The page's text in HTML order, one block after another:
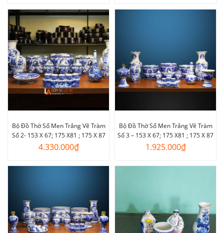
Bộ Đồ Thờ Số Men Trắng Vẽ Tràm
Số 2- 153 X 67; 175 X81 ; 175 X 87
4.330.000₫
Bộ Đồ Thờ Số Men Trắng Vẽ Tràm
Số 3 – 153 X 67; 175 X81 ; 175 X 87
1.925.000₫